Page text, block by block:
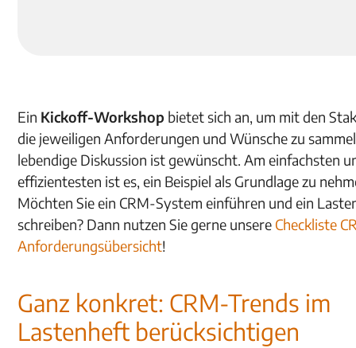
Ein Kickoff-Workshop bietet sich an, um mit den
die jeweiligen Anforderungen und Wünsche zu
lebendige Diskussion ist gewünscht. Am einfachsten
effizientesten ist es, ein Beispiel als Grundlage zu
Möchten Sie ein CRM-System einführen und ein
schreiben? Dann nutzen Sie gerne unsere Checkliste
Anforderungsübersicht!
Ganz konkret: CRM-Trends im
Lastenheft berücksichtigen